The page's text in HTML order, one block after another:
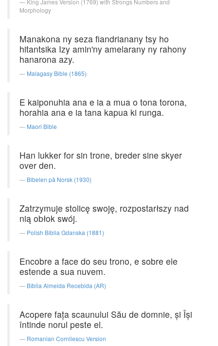
King James Version (1769) with Strongs Numbers and
Morphology
Manakona ny seza fiandrianany tsy ho
hitantsika Izy amin'ny amelarany ny rahony
hanarona azy.
Malagasy Bible (1865)
E kaiponuhia ana e ia a mua o tona torona,
horahia ana e ia tana kapua ki runga.
Maori Bible
Han lukker for sin trone, breder sine skyer
over den.
Bibelen på Norsk (1930)
Zatrzymuje stolicę swoję, rozpostarłszy nad
nią obłok swój.
Polish Biblia Gdanska (1881)
Encobre a face do seu trono, e sobre ele
estende a sua nuvem.
Bíblia Almeida Recebida (AR)
Acopere faţa scaunului Său de domnie, şi Îşi
întinde norul peste el.
Romanian Cornilescu Version